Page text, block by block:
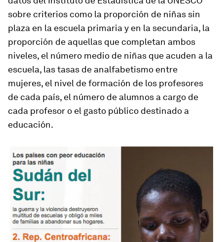
sobre criterios como la proporción de niñas sin
plaza en la escuela primaria y en la secundaria, la
proporción de aquellas que completan ambos
niveles, el número medio de niñas que acuden a la
escuela, las tasas de analfabetismo entre
mujeres, el nivel de formación de los profesores
de cada país, el número de alumnos a cargo de
cada profesor o el gasto público destinado a
educación.